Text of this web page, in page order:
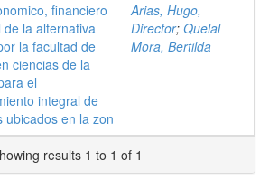
financiero
de la alternativa
la facultad de
ciencias de la
el
integral de
ubicados en la zon
Arias, Hugo,
Director; Quelal
Mora, Bertilda
results 1 to 1 of 1